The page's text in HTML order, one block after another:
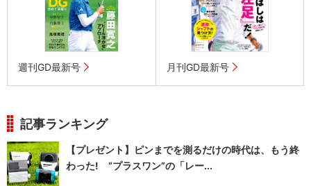
週刊GD最新号 月刊GD最新号
記事ランキング
【プレゼント】ピンまでを測るだけの時代は、もう終
わった! “プラスワン”の「レー...